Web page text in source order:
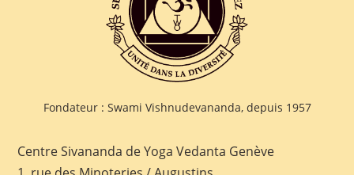
Fondateur : Swami Vishnudevananda, depuis 1957
Centre Sivananda de Yoga Vedanta Genève